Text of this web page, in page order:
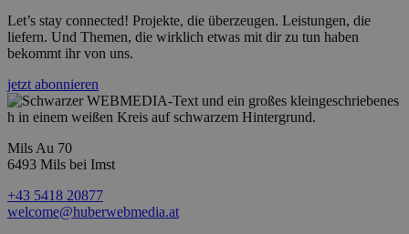
Let’s stay connected! Projekte, die überzeugen. Leistungen, die
liefern. Und Themen, die wirklich etwas mit dir zu tun haben
bekommt ihr von uns.
jetzt abonnieren
Mils Au 70
6493 Mils bei Imst
+43 5418 20877
welcome@huberwebmedia.at